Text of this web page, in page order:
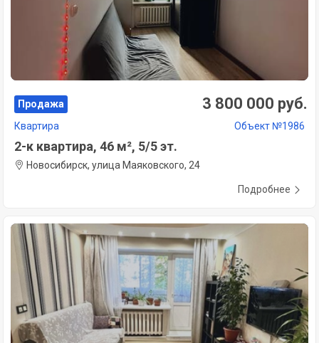
Продажа 3 800 000 руб.
Квартира Объект №1986
2-к квартира, 46 м², 5/5 эт.
Новосибирск, улица Маяковского, 24
Подробнее